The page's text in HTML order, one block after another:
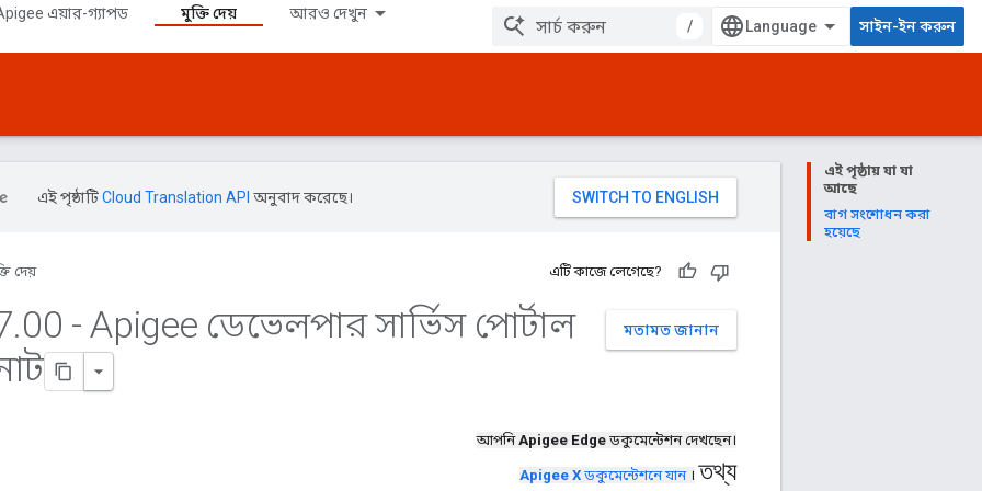
এয়ার-গ্যাপড মুক্তি দেয় আরও দেখুন
/ সাইন-ইন করুন
এই পৃষ্ঠায় যা যা
আছে
বাগ সংশোধন করা
হয়েছে
এই পৃষ্ঠাটিCloud Translation API অনুবাদ করেছে।
দেয় এটি কাজে লেগেছে?
মতামত জানান
.00 - Apigee ডেভেলপার সার্ভিস পোর্টাল
আপনিApigee Edge ডকুমেন্টেশন দেখছেন।
Apigee X ডকুমেন্টেশনে যান। তথ্য